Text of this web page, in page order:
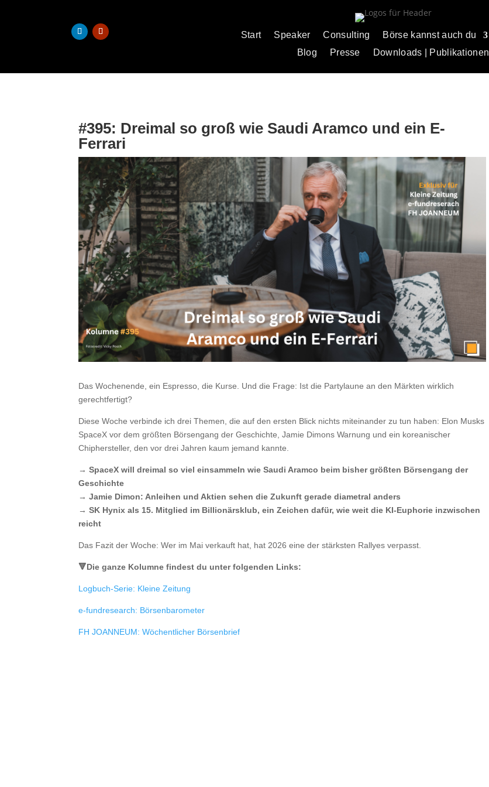
Start Speaker Consulting Börse kannst auch du
Blog
Presse Downloads | Publikationen
#395: Dreimal so groß wie Saudi Aramco und ein E-
Ferrari
Das Wochenende, ein Espresso, die Kurse. Und die Frage: Ist die Partylaune an den Märkten wirklich
gerechtfertigt?
Diese Woche verbinde ich drei Themen, die auf den ersten Blick nichts miteinander zu tun haben: Elon Musks
SpaceX vor dem größten Börsengang der Geschichte, Jamie Dimons Warnung und ein koreanischer
Chiphersteller, den vor drei Jahren kaum jemand kannte.
→ SpaceX will dreimal so viel einsammeln wie Saudi Aramco beim bisher größten Börsengang der
Geschichte
→ Jamie Dimon: Anleihen und Aktien sehen die Zukunft gerade diametral anders
→ SK Hynix als 15. Mitglied im Billionärsklub, ein Zeichen dafür, wie weit die KI-Euphorie inzwischen
reicht
Das Fazit der Woche: Wer im Mai verkauft hat, hat 2026 eine der stärksten Rallyes verpasst.
🔻Die ganze Kolumne findest du unter folgenden Links:
Logbuch-Serie: Kleine Zeitung
e-fundresearch: Börsenbarometer
FH JOANNEUM: Wöchentlicher Börsenbrief